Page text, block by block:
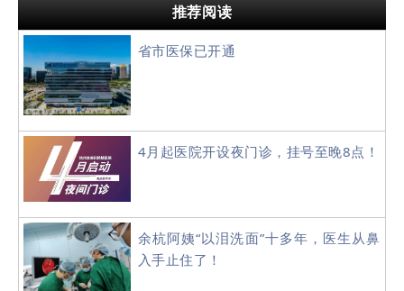
推荐阅读
省市医保已开通
4月起医院开设夜门诊，挂号至晚8点！
余杭阿姨“以泪洗面”十多年，医生从鼻
入手止住了！